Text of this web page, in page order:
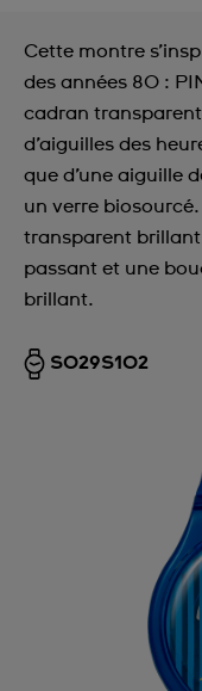
Cette montre
des années 80 :
cadran
d’aiguilles des
que d’une aiguille
un verre
transparent
passant et une
brillant.
SO29S102